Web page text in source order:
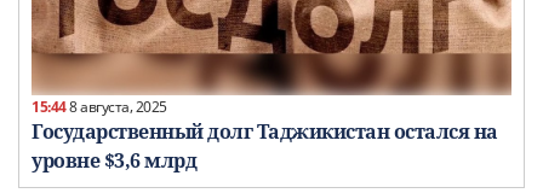
15:448 августа, 2025
Государственный долг Таджикистан остался на
уровне $3,6 млрд